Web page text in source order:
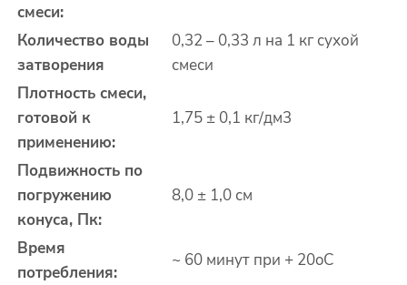
смеси:
Количество воды
затворения
0,32 – 0,33 л на 1 кг сухой
смеси
Плотность смеси,
готовой к
применению:
1,75 ± 0,1 кг/дм3
Подвижность по
погружению
конуса, Пк:
8,0 ± 1,0 см
Время
потребления:
~ 60 минут при + 20oС